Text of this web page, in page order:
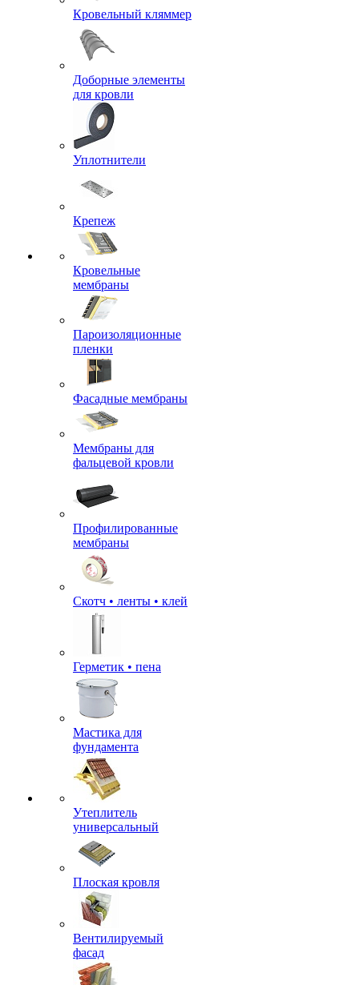
Кровельный кляммер
Доборные элементы
для кровли
Уплотнители
Крепеж
Кровельные
мембраны
Пароизоляционные
пленки
Фасадные мембраны
Мембраны для
фальцевой кровли
Профилированные
мембраны
Скотч • ленты • клей
Герметик • пена
Мастика для
фундамента
Утеплитель
универсальный
Плоская кровля
Вентилируемый
фасад